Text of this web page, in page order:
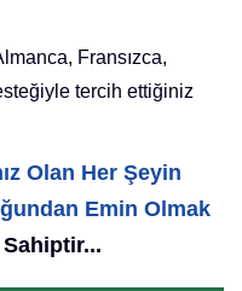
Fransızca,
tercih ettiğiniz
Olan Her Şeyin
Emin Olmak